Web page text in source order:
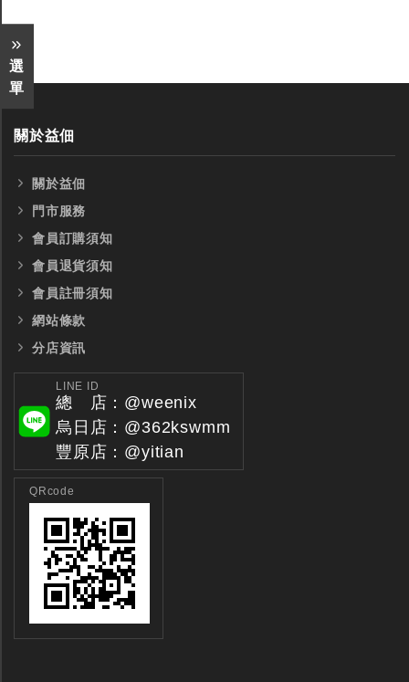
選
單
關於益佃
關於益佃
門市服務
會員訂購須知
會員退貨須知
會員註冊須知
網站條款
分店資訊
LINE ID
總 店：@weenix
烏日店：@362kswmm
豐原店：@yitian
QRcode